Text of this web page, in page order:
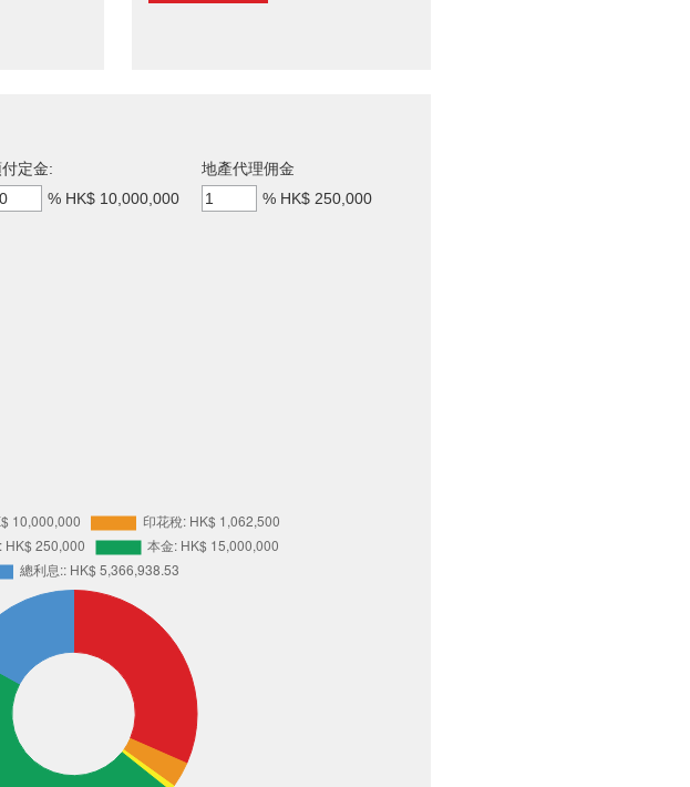
定金:
% HK$ 10,000,000
地產代理佣金
% HK$ 250,000